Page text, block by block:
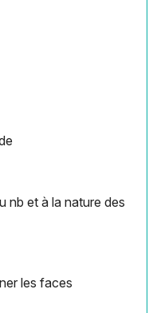
nb et à la nature des
les faces